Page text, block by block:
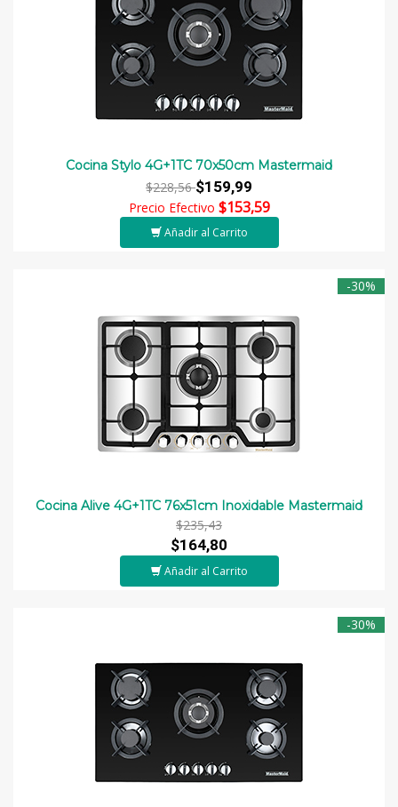
Cocina Stylo 4G+1TC 70x50cm Mastermaid
$228,56$159,99
Precio Efectivo $153,59
Añadir al Carrito
-30%
Cocina Alive 4G+1TC 76x51cm Inoxidable Mastermaid
$235,43
$164,80
Añadir al Carrito
-30%